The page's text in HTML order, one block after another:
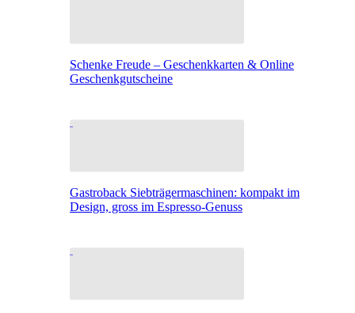
Schenke Freude – Geschenkkarten & Online
Geschenkgutscheine
Gastroback Siebträgermaschinen: kompakt im
Design, gross im Espresso-Genuss